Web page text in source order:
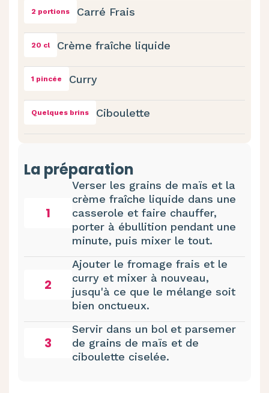
2 portions Carré Frais
20 cl Crème fraîche liquide
1 pincée Curry
Quelques brins Ciboulette
La préparation
1
Verser les grains de maïs et la
crème fraîche liquide dans une
casserole et faire chauffer,
porter à ébullition pendant une
minute, puis mixer le tout.
2
Ajouter le fromage frais et le
curry et mixer à nouveau,
jusqu'à ce que le mélange soit
bien onctueux.
3
Servir dans un bol et parsemer
de grains de maïs et de
ciboulette ciselée.